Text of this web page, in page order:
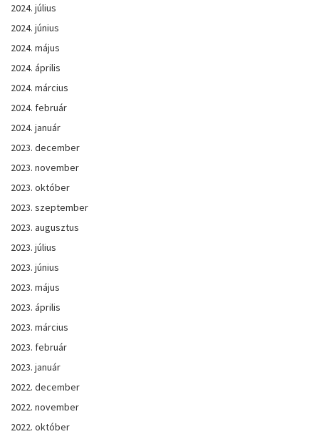
2024. július
2024. június
2024. május
2024. április
2024. március
2024. február
2024. január
2023. december
2023. november
2023. október
2023. szeptember
2023. augusztus
2023. július
2023. június
2023. május
2023. április
2023. március
2023. február
2023. január
2022. december
2022. november
2022. október